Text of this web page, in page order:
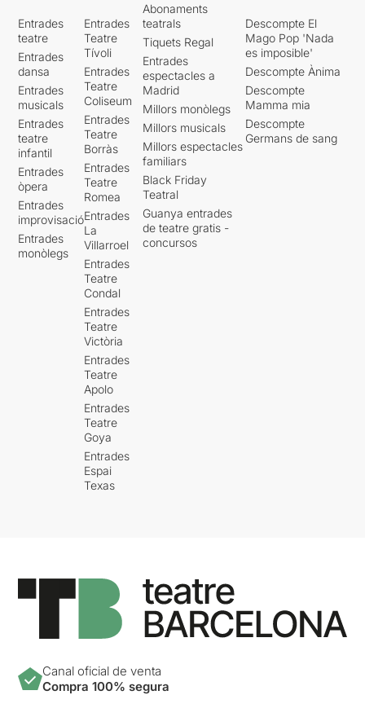
Entrades
teatre
Entrades
dansa
Entrades
musicals
Entrades
teatre
infantil
Entrades
òpera
Entrades
improvisació
Entrades
monòlegs
Entrades
Teatre
Tívoli
Entrades
Teatre
Coliseum
Entrades
Teatre
Borràs
Entrades
Teatre
Romea
Entrades
La
Villarroel
Entrades
Teatre
Condal
Entrades
Teatre
Victòria
Entrades
Teatre
Apolo
Entrades
Teatre
Goya
Entrades
Espai
Texas
Abonaments
teatrals
Tiquets Regal
Entrades
espectacles a
Madrid
Millors monòlegs
Millors musicals
Millors espectacles
familiars
Black Friday
Teatral
Guanya entrades
de teatre gratis -
concursos
Descompte El
Mago Pop 'Nada
es imposible'
Descompte Ànima
Descompte
Mamma mia
Descompte
Germans de sang
Canal oficial de venta
Compra 100% segura